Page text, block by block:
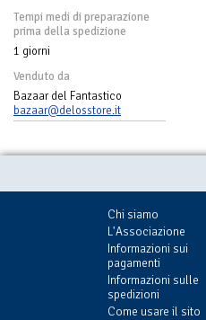
Tempi medi di preparazione
prima della spedizione
1 giorni
Venduto da
Bazaar del Fantastico
bazaar@delosstore.it
Chi siamo
L'Associazione
Informazioni sui
pagamenti
Informazioni sulle
spedizioni
Come usare il sito